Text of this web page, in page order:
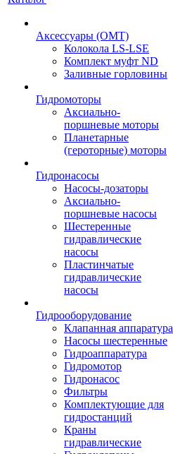
Аксессуары (OMT)
Колокола LS-LSE
Комплект муфт ND
Заливные горловины
Гидромоторы
Аксиально-
поршневые моторы
Планетарные
(героторные) моторы
Гидронасосы
Насосы-дозаторы
Аксиально-
поршневые насосы
Шестеренные
гидравлические
насосы
Пластинчатые
гидравлические
насосы
Гидрооборудование
Клапанная аппаратура
Насосы шестеренные
Гидроаппаратура
Гидромотор
Гидронасос
Фильтры
Комплектующие для
гидростанций
Краны
гидравлические